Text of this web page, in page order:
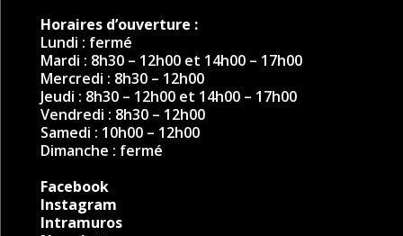
Horaires d’ouverture :
Lundi : fermé
Mardi : 8h30 – 12h00 et 14h00 – 17h00
Mercredi : 8h30 – 12h00
Jeudi : 8h30 – 12h00 et 14h00 – 17h00
Vendredi : 8h30 – 12h00
Samedi : 10h00 – 12h00
Dimanche : fermé
Facebook
Instagram
Intramuros